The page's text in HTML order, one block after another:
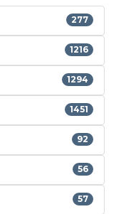
277
1216
1294
1451
92
56
57